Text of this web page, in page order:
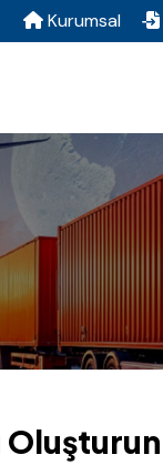
Kurumsal
Oluşturun